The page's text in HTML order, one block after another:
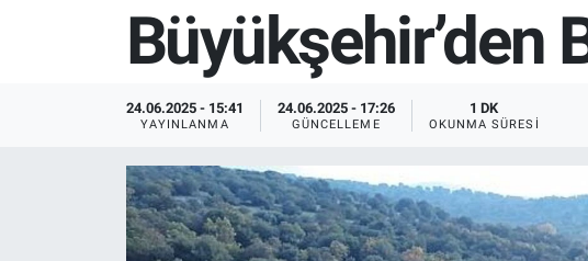
Büyükşehir’den
24.06.2025 - 15:41
YAYINLANMA
24.06.2025 - 17:26
GÜNCELLEME
1 DK
OKUNMA SÜRESI